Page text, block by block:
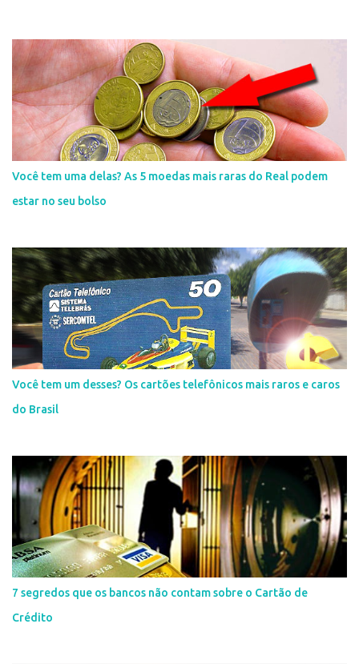
Você tem uma delas? As 5 moedas mais raras do Real podem
estar no seu bolso
Você tem um desses? Os cartões telefônicos mais raros e caros
do Brasil
7 segredos que os bancos não contam sobre o Cartão de
Crédito